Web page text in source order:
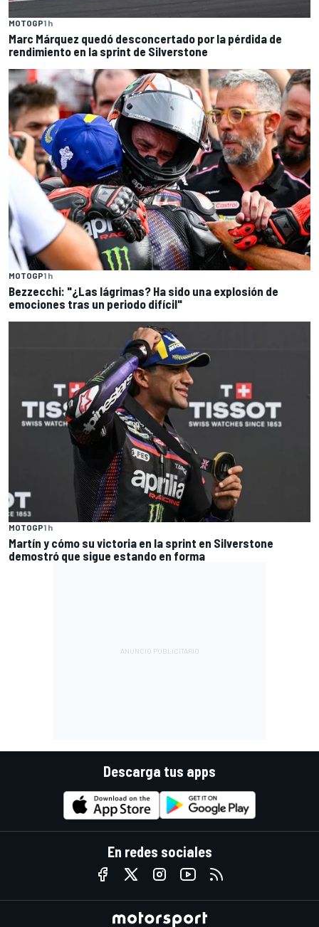
MOTOGP1 h
Marc Márquez quedó desconcertado por la pérdida de
rendimiento en la sprint de Silverstone
MOTOGP1 h
Bezzecchi: "¿Las lágrimas? Ha sido una explosión de
emociones tras un periodo difícil"
MOTOGP1 h
Martín y cómo su victoria en la sprint en Silverstone
demostró que sigue estando en forma
Descarga tus apps
En redes sociales